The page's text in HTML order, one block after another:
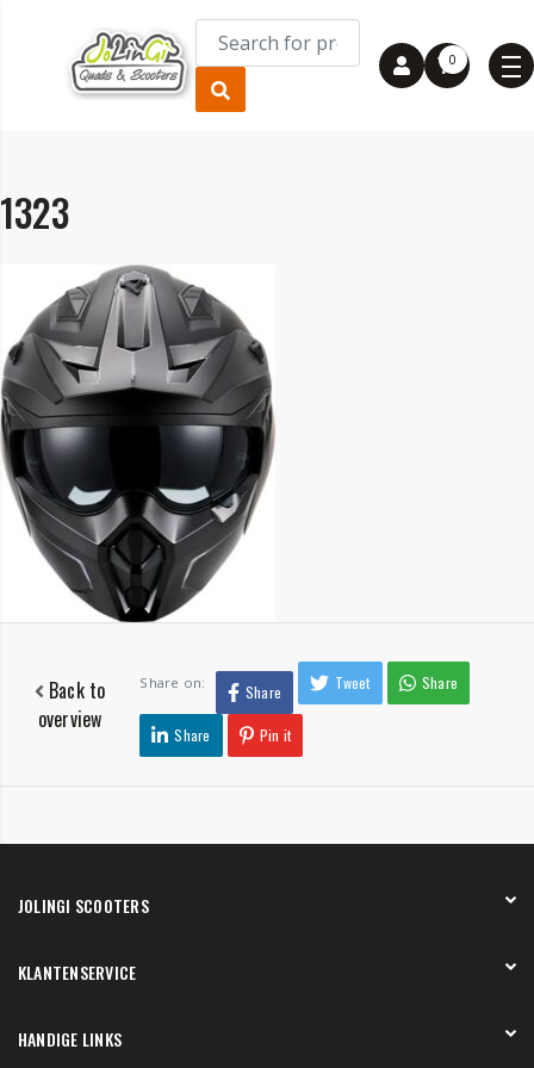
0
1323
Back to
overview
Share on: Share Tweet Share
Share Pin it
JOLINGI SCOOTERS
Onze showroom
KLANTENSERVICE
Verzending en bezorging
HANDIGE LINKS